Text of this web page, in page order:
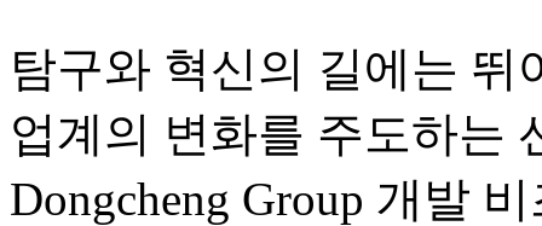
탐구와 혁신의 길에는
업계의 변화를 주도하는
Dongcheng Group 개발